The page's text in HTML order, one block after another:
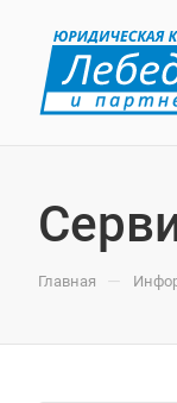
Главная —